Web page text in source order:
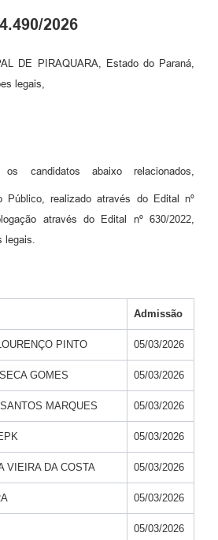
2026
DE PIRAQUARA, Estado do Paraná,
legais,
candidatos abaixo relacionados,
Público, realizado através do Edital nº
através do Edital nº 630/2022,
legais.
Admissão
PINTO 05/03/2026
GOMES 05/03/2026
MARQUES 05/03/2026
05/03/2026
VIEIRA DA COSTA 05/03/2026
05/03/2026
05/03/2026